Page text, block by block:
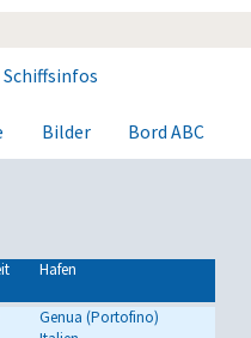
Schiffsinfos
Bilder Bord ABC
Hafen
Genua (Portofino)